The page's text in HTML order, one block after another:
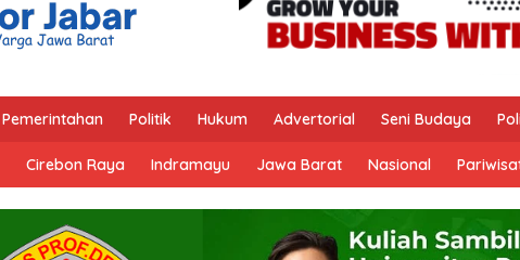
Pemerintahan Politik Hukum Advertorial Seni Budaya
Cirebon Raya Indramayu Jawa Barat Nasional